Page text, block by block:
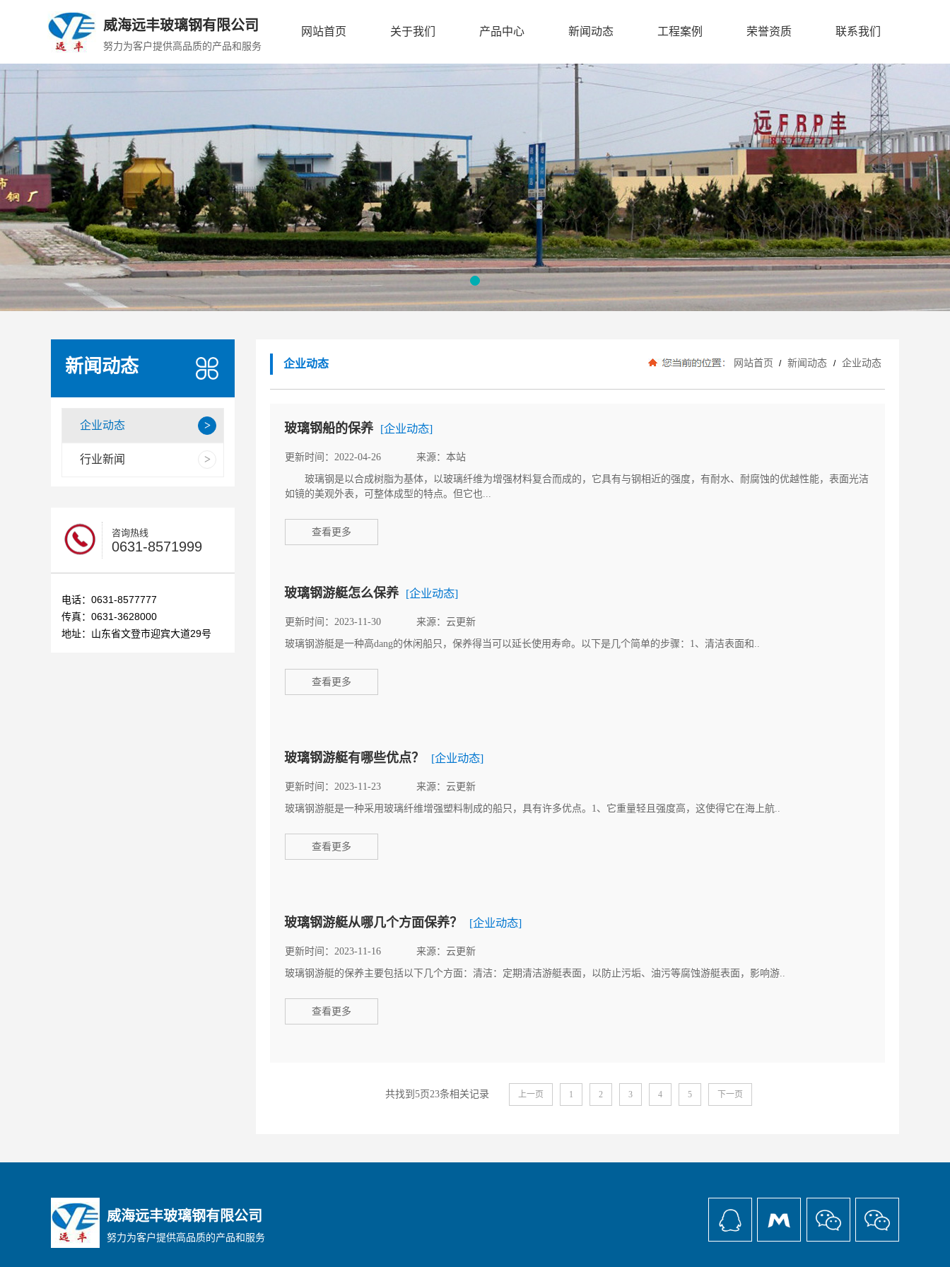
威海远丰玻璃钢有限公司
努力为客户提供高品质的产品和服务
网站首页 关于我们 产品中心 新闻动态 工程案例 荣誉资质 联系我们
新闻动态
企业动态
行业新闻
咨询热线
0631-8571999
电话：0631-8577777
传真：0631-3628000
地址：山东省文登市迎宾大道29号
企业动态 网站首页 / 新闻动态 / 企业动态
玻璃钢船的保养 [企业动态]
更新时间：2022-04-26 来源：本站
玻璃钢是以合成树脂为基体，以玻璃纤维为增强材料复合而成的，它具有与钢相近的强度，有耐水、耐腐蚀的优越性能，表面光洁
如镜的美观外表，可整体成型的特点。但它也...
查看更多
玻璃钢游艇怎么保养 [企业动态]
更新时间：2023-11-30 来源：云更新
玻璃钢游艇是一种高dang的休闲船只，保养得当可以延长使用寿命。以下是几个简单的步骤：1、清洁表面和..
查看更多
玻璃钢游艇有哪些优点？ [企业动态]
更新时间：2023-11-23 来源：云更新
玻璃钢游艇是一种采用玻璃纤维增强塑料制成的船只，具有许多优点。1、它重量轻且强度高，这使得它在海上航..
查看更多
玻璃钢游艇从哪几个方面保养？ [企业动态]
更新时间：2023-11-16 来源：云更新
玻璃钢游艇的保养主要包括以下几个方面：清洁：定期清洁游艇表面，以防止污垢、油污等腐蚀游艇表面，影响游..
查看更多
共找到5页23条相关记录 上一页 1 2 3 4 5 下一页
威海远丰玻璃钢有限公司
努力为客户提供高品质的产品和服务